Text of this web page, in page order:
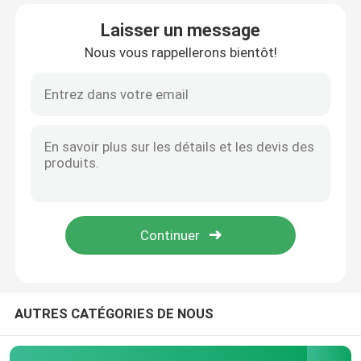
Visite d'usine
Contrôle de qualité
Contactez-nous
Laisser un message
Nous vous rappellerons bientôt!
AUTRES CATÉGORIES DE NOUS